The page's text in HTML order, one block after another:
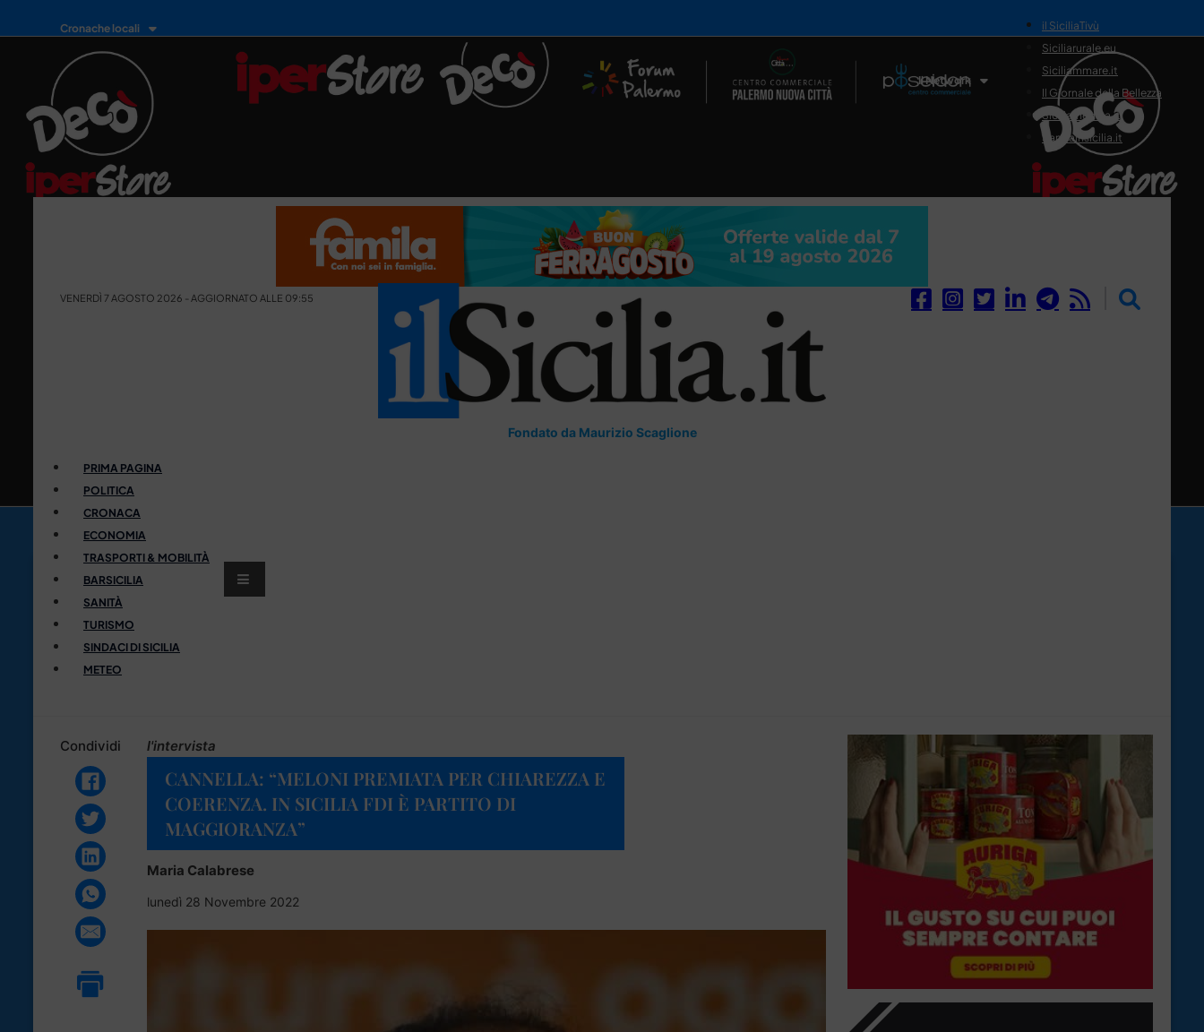
Cronache locali
Il Network
il SiciliaTivù
Siciliarurale.eu
Siciliammare.it
Il Giornale della Bellezza
Siciliamedica.it
Sanitainsicilia.it
VENERDÌ 7 AGOSTO 2026 - AGGIORNATO ALLE 09:55
Fondato da Maurizio Scaglione
PRIMA PAGINA
POLITICA
CRONACA
ECONOMIA
TRASPORTI & MOBILITÀ
BARSICILIA
SANITÀ
TURISMO
SINDACI DI SICILIA
METEO
Condividi l'intervista
CANNELLA: “MELONI PREMIATA PER CHIAREZZA E
COERENZA. IN SICILIA FDI È PARTITO DI
MAGGIORANZA”
Maria Calabrese
lunedì 28 Novembre 2022